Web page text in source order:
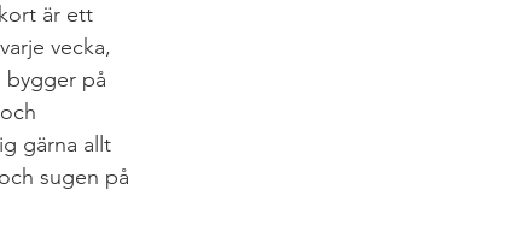
är ett
vecka,
bygger på
gärna allt
sugen på